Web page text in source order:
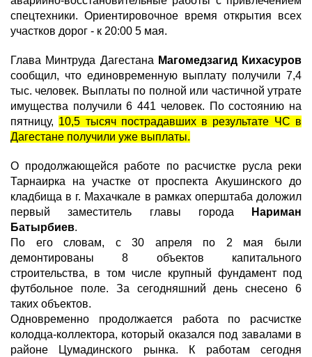
спецтехники. Ориентировочное время открытия всех
участков дорог - к 20:00 5 мая.
Глава Минтруда Дагестана Магомедзагид Кихасуров
сообщил, что единовременную выплату получили 7,4
тыс. человек. Выплаты по полной или частичной утрате
имущества получили 6 441 человек. По состоянию на
пятницу, 10,5 тысяч пострадавших в результате ЧС в
Дагестане получили уже выплаты.
О продолжающейся работе по расчистке русла реки
Тарнаирка на участке от проспекта Акушинского до
кладбища в г. Махачкале в рамках оперштаба доложил
первый заместитель главы города
Нариман
Батырбиев.
По его словам, с 30 апреля по 2 мая были
демонтированы 8 объектов капитального
строительства, в том числе крупный фундамент под
футбольное поле. За сегодняшний день снесено 6
таких объектов.
Одновременно продолжается работа по расчистке
колодца-коллектора, который оказался под завалами в
районе Цумадинского рынка. К работам сегодня